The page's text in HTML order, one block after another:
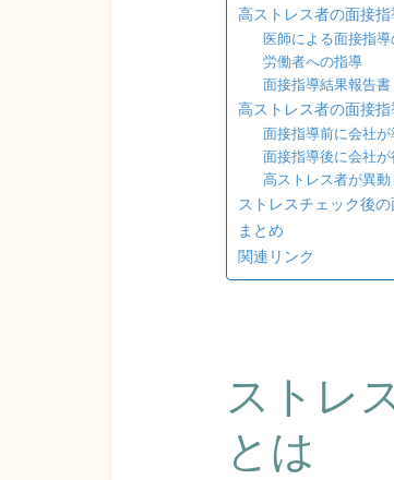
高ストレス者の面接
医師による面接指導
労働者への指導
面接指導結果報告
高ストレス者の面接
面接指導前に会社
面接指導後に会社が
高ストレス者が異
ストレスチェック後
まとめ
関連リンク
ストレ
とは